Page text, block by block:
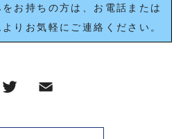
お持ちの方は、お電話または
りお気軽にご連絡ください。